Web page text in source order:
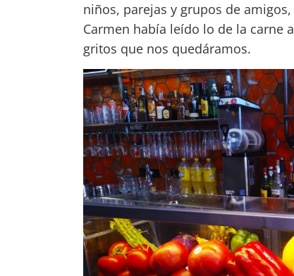
niños, parejas y grupos de
Carmen había leído lo de la carne
gritos que nos quedáramos.